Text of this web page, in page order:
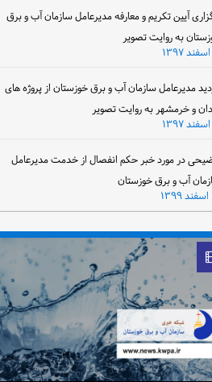
آیین تکریم و معارفه مدیرعامل سازمان آب و برق
به روایت تصویر
مدیرعامل سازمان آب و برق خوزستان از پروژه های
و خرمشهر به روایت تصویر
در مورد خبر حکم انفصال از خدمت مدیرعامل
آب و برق خوزستان